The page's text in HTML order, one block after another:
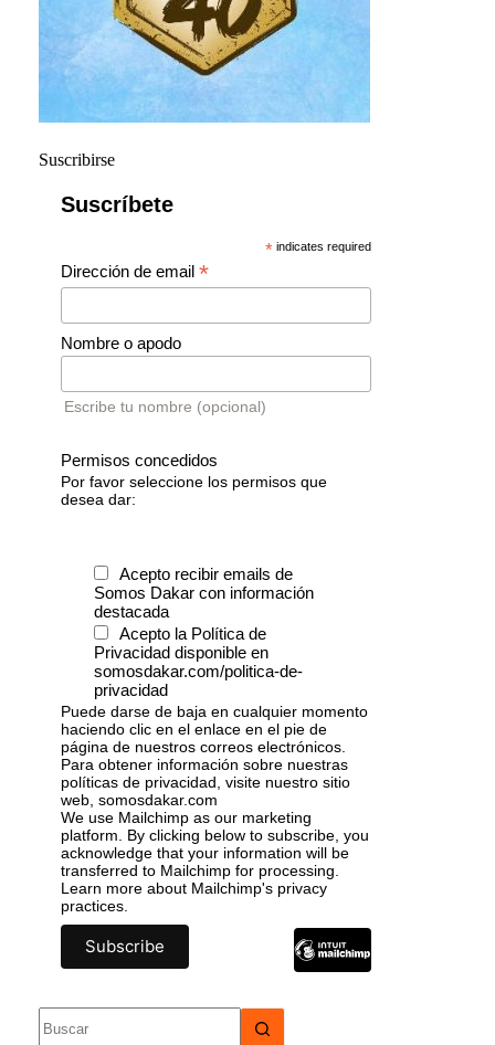
Suscribirse
Suscríbete
* indicates required
Dirección de email *
Nombre o apodo
Escribe tu nombre (opcional)
Permisos concedidos
Por favor seleccione los permisos que
desea dar:
Acepto recibir emails de
Somos Dakar con información
destacada
Acepto la Política de
Privacidad disponible en
somosdakar.com/politica-de-
privacidad
Puede darse de baja en cualquier momento
haciendo clic en el enlace en el pie de
página de nuestros correos electrónicos.
Para obtener información sobre nuestras
políticas de privacidad, visite nuestro sitio
web, somosdakar.com
We use Mailchimp as our marketing
platform. By clicking below to subscribe, you
acknowledge that your information will be
transferred to Mailchimp for processing.
Learn more about Mailchimp's privacy
practices.